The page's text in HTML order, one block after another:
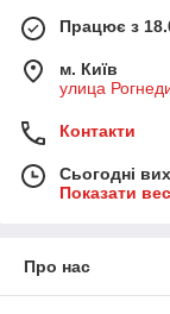
Працює з
м. Київ
улица
Контакти
Сьогодні
Показати
Про нас